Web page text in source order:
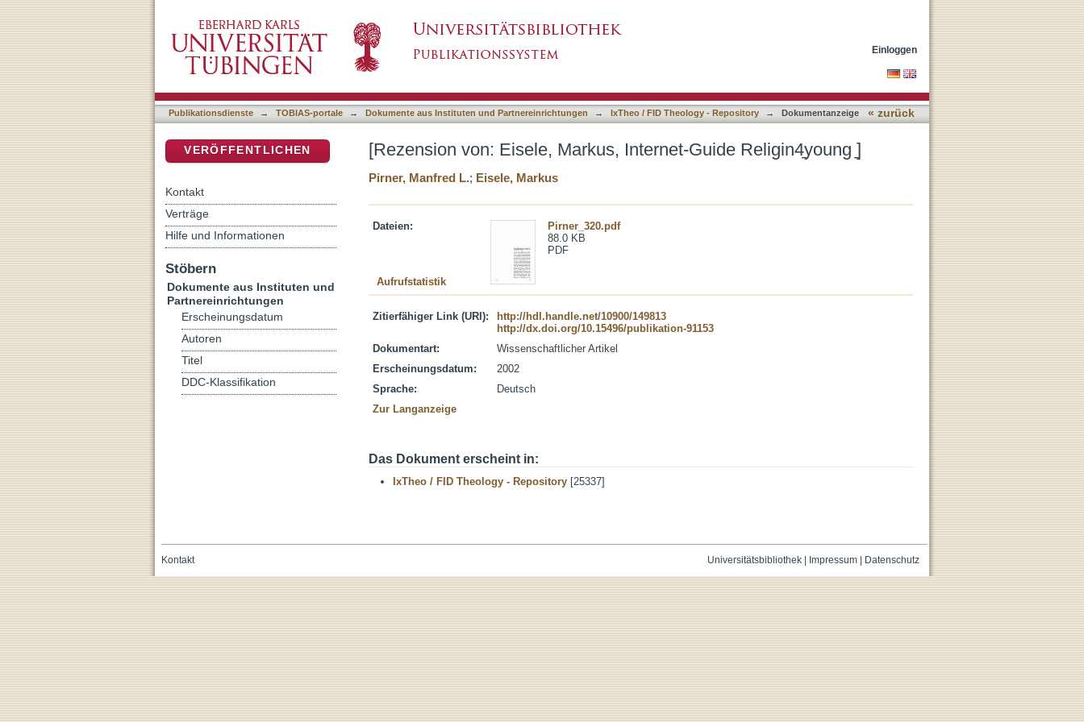
Einloggen
Publikationsdienste → TOBIAS-portale → Dokumente aus Instituten und Partnereinrichtungen → IxTheo / FID Theology - Repository → Dokumentanzeige « zurück
[Rezension von: Eisele, Markus, Internet-Guide Religin4̱young ̱]
Pirner, Manfred L.; Eisele, Markus
Dateien:
Pirner_320.pdf
88.0 KB
PDF
Aufrufstatistik
Zitierfähiger Link (URI):
http://hdl.handle.net/10900/149813
http://dx.doi.org/10.15496/publikation-91153
Dokumentart:
Wissenschaftlicher Artikel
Erscheinungsdatum:
2002
Sprache:
Deutsch
Zur Langanzeige
Das Dokument erscheint in:
IxTheo / FID Theology - Repository [25337]
VERÖFFENTLICHEN
Kontakt
Verträge
Hilfe und Informationen
Stöbern
Dokumente aus Instituten und
Partnereinrichtungen
Erscheinungsdatum
Autoren
Titel
DDC-Klassifikation
Universitätsbibliothek| Impressum| Datenschutz
Kontakt